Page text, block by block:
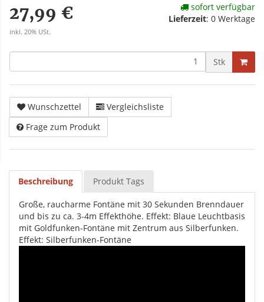
27,99 €
inkl. 20% USt.
sofort verfügbar
Lieferzeit: 0 Werktage
Stk
Wunschzettel
Vergleichsliste
Frage zum Produkt
Beschreibung Produkt Tags
Große, raucharme Fontäne mit 30 Sekunden Brenndauer
und bis zu ca. 3-4m Effekthöhe. Effekt: Blaue Leuchtbasis
mit Goldfunken-Fontäne mit Zentrum aus Silberfunken.
Effekt: Silberfunken-Fontäne